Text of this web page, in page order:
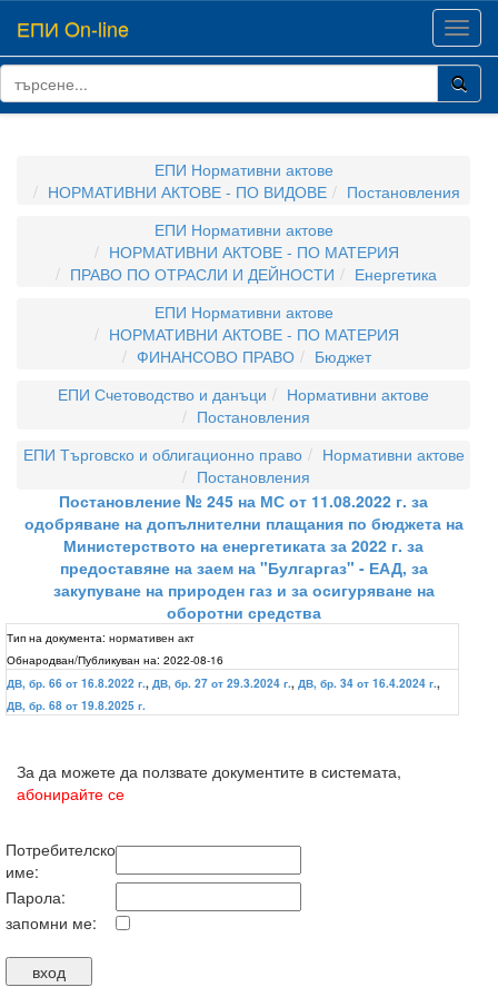
ЕПИ On-line
ЕПИ Нормативни актове
НОРМАТИВНИ АКТОВЕ - ПО ВИДОВЕ
Постановления
ЕПИ Нормативни актове
НОРМАТИВНИ АКТОВЕ - ПО МАТЕРИЯ
ПРАВО ПО ОТРАСЛИ И ДЕЙНОСТИ
Енергетика
ЕПИ Нормативни актове
НОРМАТИВНИ АКТОВЕ - ПО МАТЕРИЯ
ФИНАНСОВО ПРАВО
Бюджет
ЕПИ Счетоводство и данъци
Нормативни актове
Постановления
ЕПИ Търговско и облигационно право
Нормативни актове
Постановления
Постановление № 245 на МС от 11.08.2022 г. за
одобряване на допълнителни плащания по бюджета на
Министерството на енергетиката за 2022 г. за
предоставяне на заем на "Булгаргаз" - ЕАД, за
закупуване на природен газ и за осигуряване на
оборотни средства
Тип на документа: нормативен акт
Обнародван/Публикуван на: 2022-08-16
ДВ, бр. 66 от 16.8.2022 г., ДВ, бр. 27 от 29.3.2024 г., ДВ, бр. 34 от 16.4.2024 г.,
ДВ, бр. 68 от 19.8.2025 г.
За да можете да ползвате документите в системата,
абонирайте се
Потребителско
име:
Парола:
запомни ме: